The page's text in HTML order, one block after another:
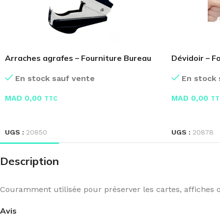
Arraches agrafes – Fourniture Bureau
En stock sauf vente
MAD 0,00 TTC
UGS : 20850
Dévidoir –
En stock
MAD0,00
UGS : 20878
Description
Couramment utilisée pour préserver les cartes, affiches
Avis